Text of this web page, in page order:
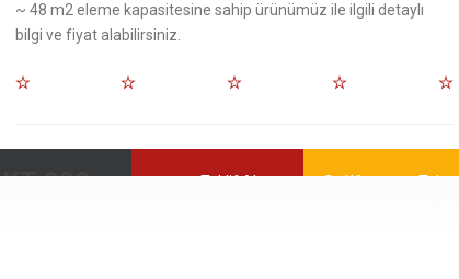
~ 48 m2 eleme kapasitesine sahip ürünümüz ile ilgili detaylı
bilgi ve fiyat alabilirsiniz.
KT-002 Teklif AL Whatsapp Talep